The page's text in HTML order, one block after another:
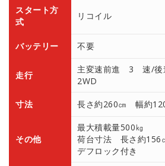
スタート方
式
リコイル
バッテリー 不要
走行
主変速前進 3 速/
2WD
寸法 長さ約260㎝ 幅約
その他
最大積載量500㎏
荷台寸法 長さ約
デフロック付き